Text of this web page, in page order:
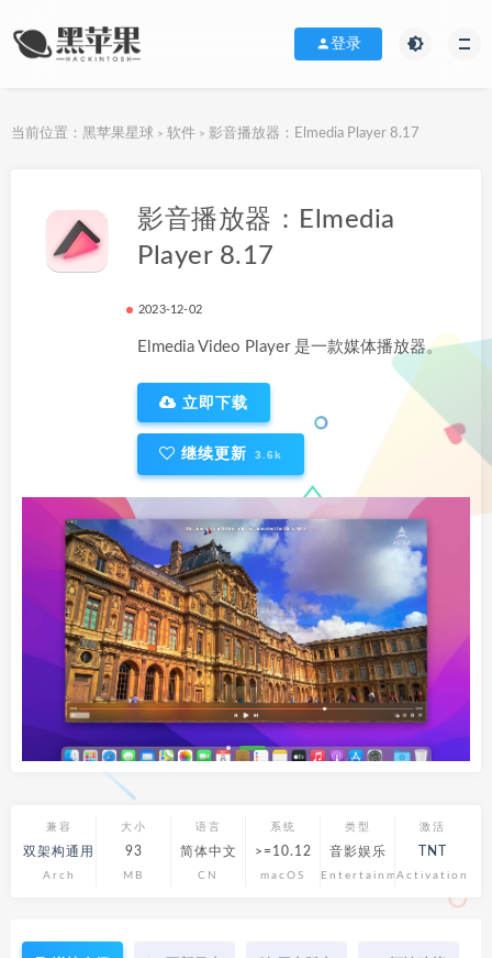
登录
当前位置： 黑苹果星球 > 软件 > 影音播放器：Elmedia Player 8.17
影音播放器：Elmedia
Player 8.17
2023-12-02
Elmedia Video Player 是一款媒体播放器。
立即下载
继续更新 3.6k
兼容
双架构通用
Arch
大小
93
MB
语言
简体中文
CN
系统
>=10.12
macOS
类型
音影娱乐
Entertainment
激活
TNT
Activation